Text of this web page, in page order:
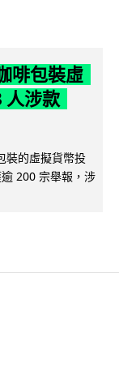
啡包裝虛
人涉款
裝的虛擬貨幣投
200 宗舉報，涉